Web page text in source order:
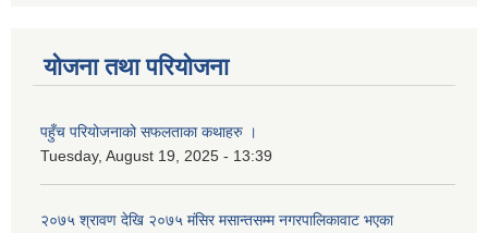
योजना तथा परियोजना
पहुँच परियोजनाको सफलताका कथाहरु ।
Tuesday, August 19, 2025 - 13:39
२०७५ श्रावण देखि २०७५ मंसिर मसान्तसम्म नगरपालिकावाट भएका